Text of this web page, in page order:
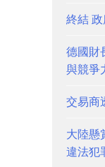
終結
德國財
與競爭
交易商
大陸懸
違法犯